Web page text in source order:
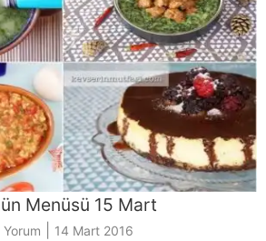
Menüsü 15 Mart
Yorum 14 Mart 2016